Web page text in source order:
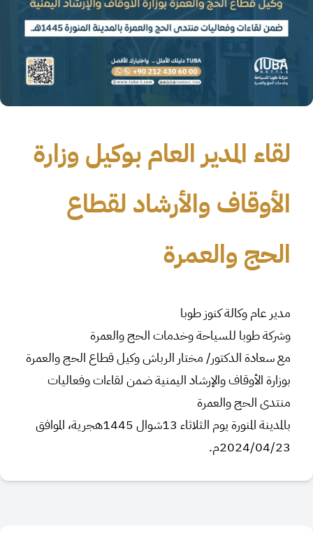
لقاء المدير العام بوكيل وزارة
الأوقاف والأرشاد لقطاع
الحج والعمرة
مدير عام وكالة كنوز طوبا
وشركة طوبا للسياحة وخدمات الحج والعمرة
مع سعادة الدكتور/ مختار الرباش وكيل قطاع الحج والعمرة
بوزارة الأوقاف والإرشاد اليمنية ضمن لقاءات وفعاليات
منتدى الحج والعمرة
بالمدينة المنورة يوم الثلاثاء 13شوال 1445هجرية، الموافق
2024/04/23م.